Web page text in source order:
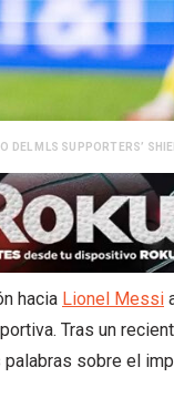
DEL MLS SUPPORTERS’
hacia Lionel Messi
Tras un
sobre el